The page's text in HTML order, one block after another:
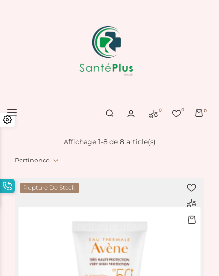
0 0 0
Pertinence
Affichage 1-8 de 8 article(s)
Rupture De Stock